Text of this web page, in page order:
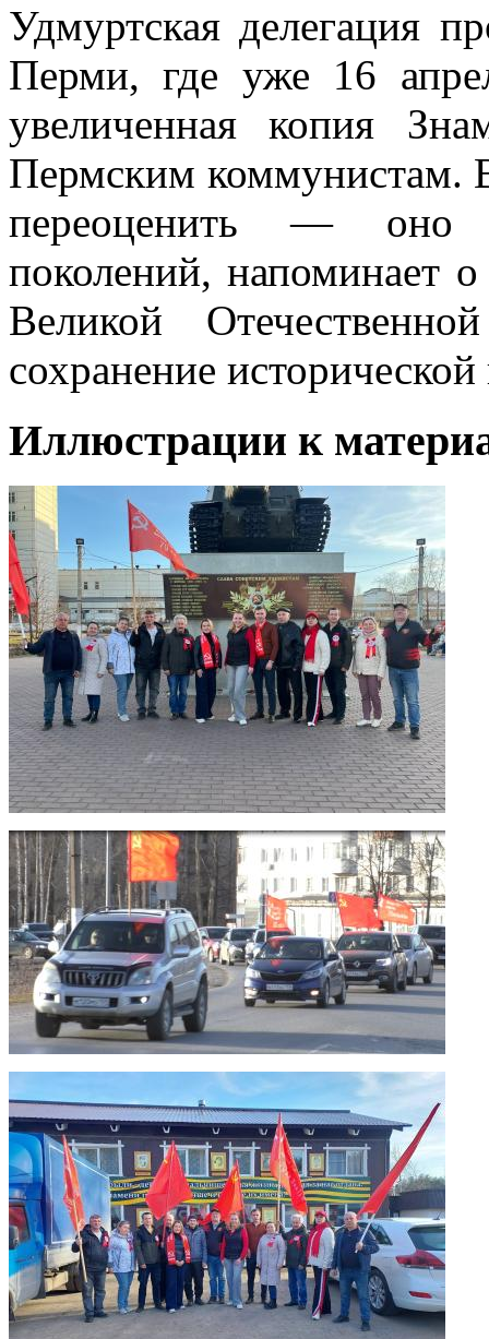
Удмуртская делегация
Перми, где уже 16
увеличенная копия
Пермским коммунистам.
переоценить — оно
поколений, напоминает
Великой
сохранение
Иллюстрации к